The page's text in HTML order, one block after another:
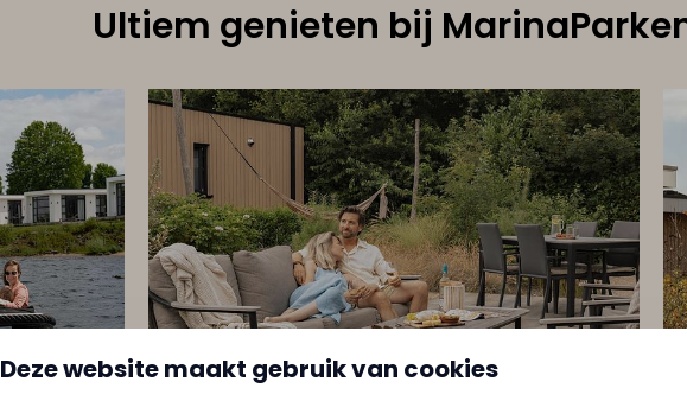
Ultiem genieten bij
Deze website maakt gebruik van cookies